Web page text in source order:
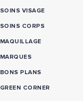
SOINS VISAGE
SOINS CORPS
MAQUILLAGE
MARQUES
BONS PLANS
GREEN CORNER